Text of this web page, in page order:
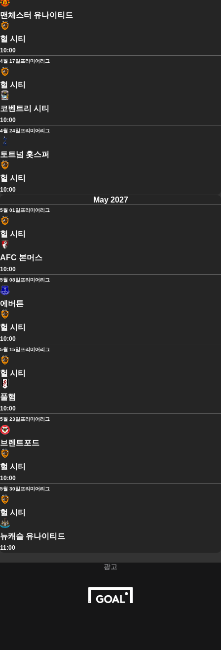
맨체스터 유나이티드
헐 시티
10:00
4월 17일프리미어리그
헐 시티
코벤트리 시티
10:00
4월 24일프리미어리그
토트넘 홋스퍼
헐 시티
10:00
May 2027
5월 01일프리미어리그
헐 시티
AFC 본머스
10:00
5월 08일프리미어리그
에버튼
헐 시티
10:00
5월 15일프리미어리그
헐 시티
풀햄
10:00
5월 23일프리미어리그
브렌트포드
헐 시티
10:00
5월 30일프리미어리그
헐 시티
뉴캐슬 유나이티드
11:00